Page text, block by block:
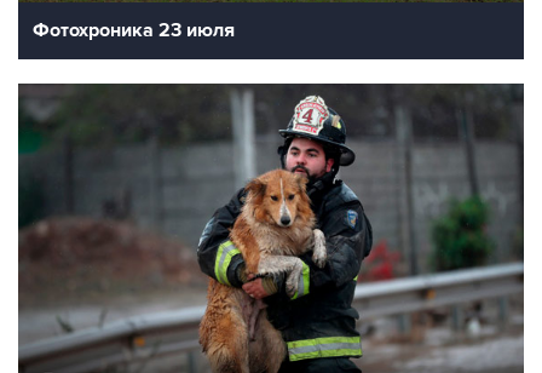
Фотохроника 23 июля